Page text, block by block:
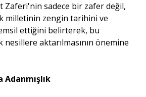
Zaferi'nin sadece bir zafer değil,
milletinin zengin tarihini ve
ettiğini belirterek, bu
aktarılmasının önemine
Adanmışlık